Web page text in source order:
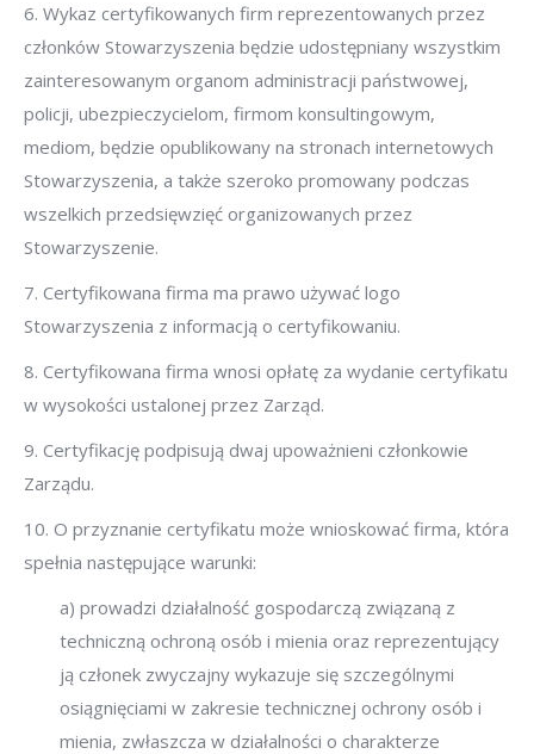
6. Wykaz certyfikowanych firm reprezentowanych przez
członków Stowarzyszenia będzie udostępniany wszystkim
zainteresowanym organom administracji państwowej,
policji, ubezpieczycielom, firmom konsultingowym,
mediom, będzie opublikowany na stronach internetowych
Stowarzyszenia, a także szeroko promowany podczas
wszelkich przedsięwzięć organizowanych przez
Stowarzyszenie.
7. Certyfikowana firma ma prawo używać logo
Stowarzyszenia z informacją o certyfikowaniu.
8. Certyfikowana firma wnosi opłatę za wydanie certyfikatu
w wysokości ustalonej przez Zarząd.
9. Certyfikację podpisują dwaj upoważnieni członkowie
Zarządu.
10. O przyznanie certyfikatu może wnioskować firma, która
spełnia następujące warunki:
a) prowadzi działalność gospodarczą związaną z
techniczną ochroną osób i mienia oraz reprezentujący
ją członek zwyczajny wykazuje się szczególnymi
osiągnięciami w zakresie technicznej ochrony osób i
mienia, zwłaszcza w działalności o charakterze